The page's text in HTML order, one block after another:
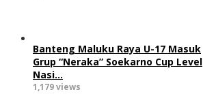
Banteng Maluku Raya U-17 Masuk
Grup “Neraka” Soekarno Cup Level
Nasi…
1,179 views